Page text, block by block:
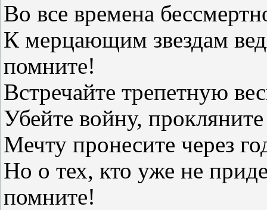
Во все времена
К мерцающим звездам
помните!
Встречайте трепетную
Убейте войну,
Мечту пронесите через
Но о тех, кто уже не
помните!